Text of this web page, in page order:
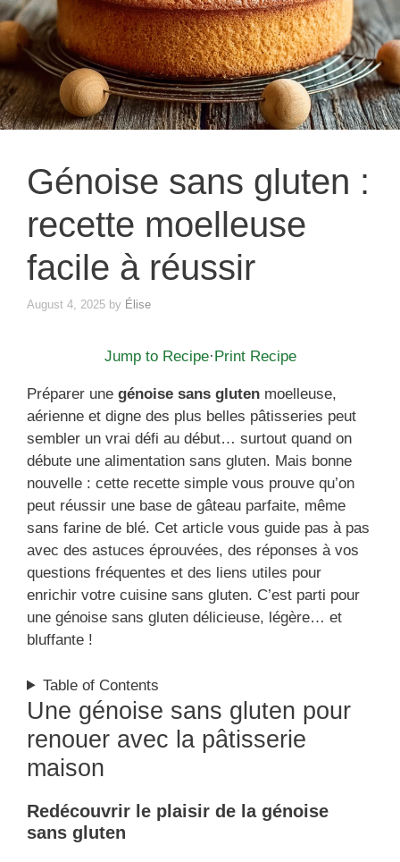
Génoise sans gluten :
recette moelleuse
facile à réussir
August 4, 2025 by Élise
Jump to Recipe· Print Recipe
Préparer une génoise sans gluten moelleuse,
aérienne et digne des plus belles pâtisseries peut
sembler un vrai défi au début… surtout quand on
débute une alimentation sans gluten. Mais bonne
nouvelle : cette recette simple vous prouve qu’on
peut réussir une base de gâteau parfaite, même
sans farine de blé. Cet article vous guide pas à pas
avec des astuces éprouvées, des réponses à vos
questions fréquentes et des liens utiles pour
enrichir votre cuisine sans gluten. C’est parti pour
une génoise sans gluten délicieuse, légère… et
bluffante !
Table of Contents
Une génoise sans gluten pour
renouer avec la pâtisserie
maison
Redécouvrir le plaisir de la génoise
sans gluten